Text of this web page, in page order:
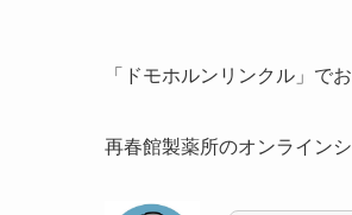
「ドモホルンリンクル」で
再春館製薬所のオンライン